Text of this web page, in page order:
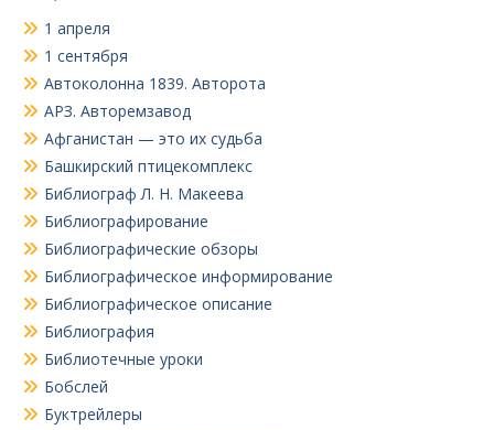
1 апреля
1 сентября
Автоколонна 1839. Авторота
АРЗ. Авторемзавод
Афганистан — это их судьба
Башкирский птицекомплекс
Библиограф Л. Н. Макеева
Библиографирование
Библиографические обзоры
Библиографическое информирование
Библиографическое описание
Библиография
Библиотечные уроки
Бобслей
Буктрейлеры